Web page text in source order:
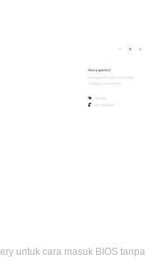
untuk cara masuk BIOS tanpa